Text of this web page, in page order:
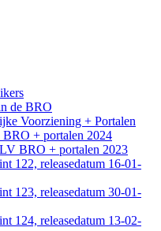
de BRO
Voorziening + Portalen
BRO + portalen 2024
LV BRO + portalen 2023
122, releasedatum 16-01-
123, releasedatum 30-01-
124, releasedatum 13-02-